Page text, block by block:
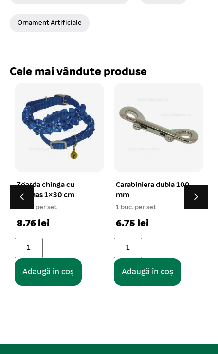
Ornament Artificiale
Cele mai vândute produse
Carabiniera dubla 100
mm
1 buc. per set
6.75 lei
Adaugă în coș
Lesa lant metalic 4
mm x 120 cm
1 buc. per set
23.38 lei
Adaugă în coș